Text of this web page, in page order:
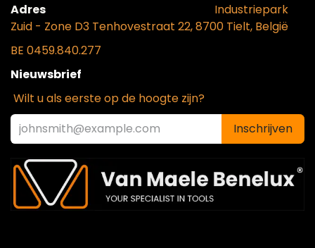
Adr​es
​Industriepark
Zuid - Zone D3 Tenhovestraat 22, 8700 Tielt, België
BE 0459.840.277
Nieuwsbrief
Wilt u als eerste op de hoogte zijn?
Inschrijven